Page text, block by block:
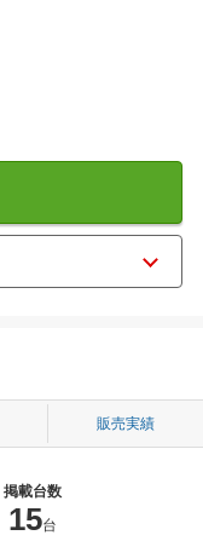
販売実績
掲載台数
15台